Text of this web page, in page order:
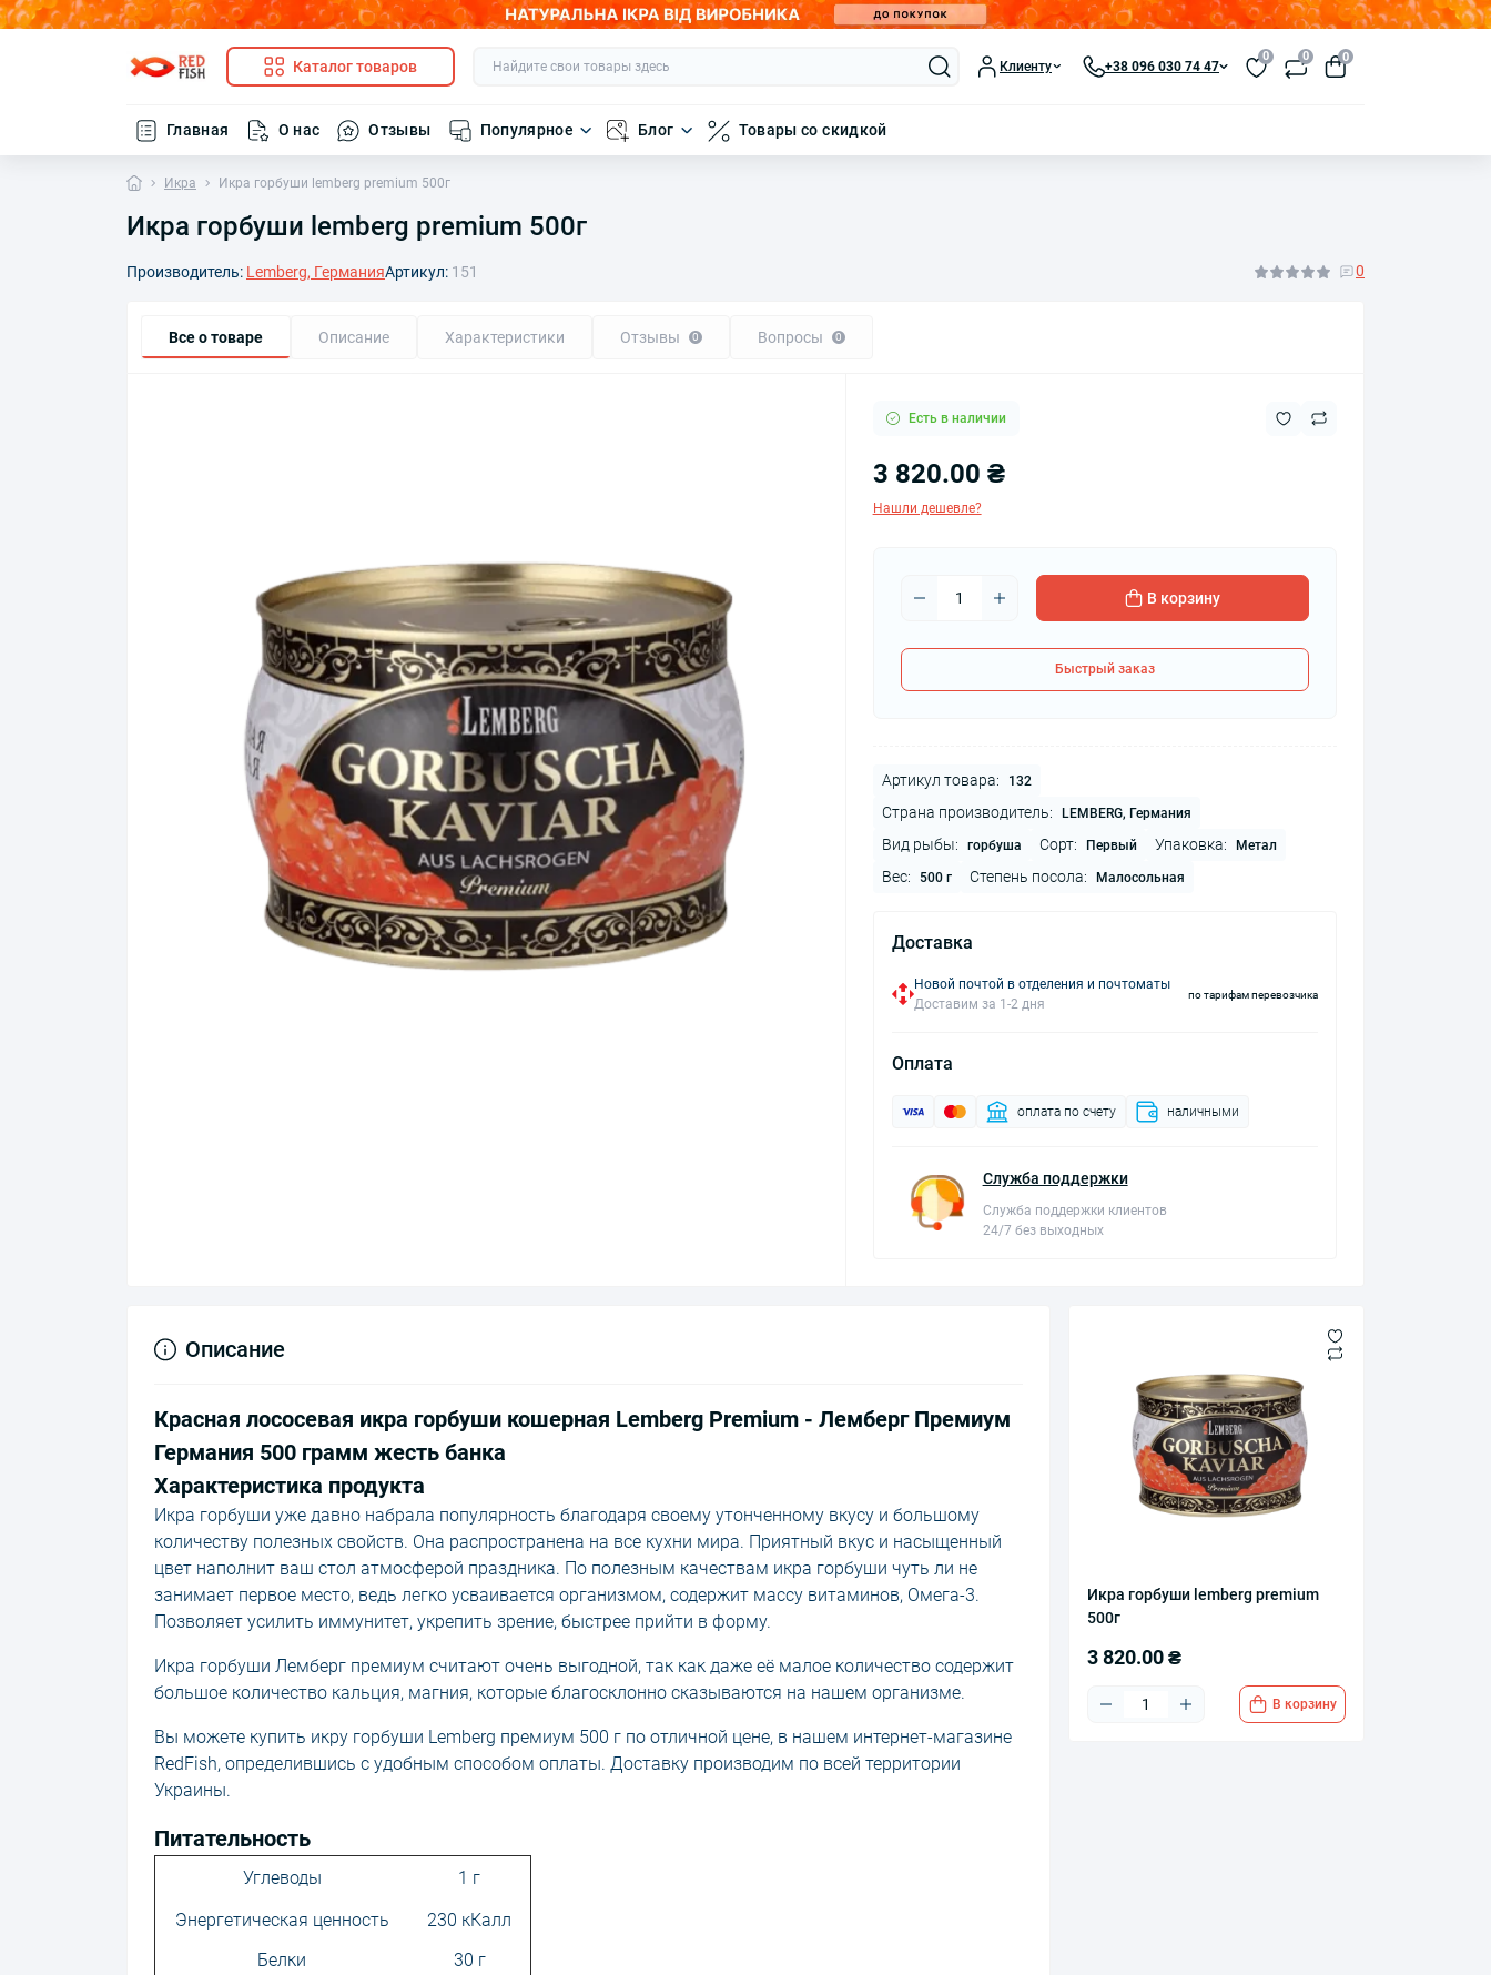
Каталог товаров Клиенту +38 096 030 74 47
0 0 0
Главная О нас Отзывы Популярное Блог Товары со скидкой
Икра Икра горбуши lemberg premium 500г
Икра горбуши lemberg premium 500г
Производитель: Lemberg, ГерманияАртикул: 151 0
Все о товаре Описание Характеристики Отзывы 0 Вопросы 0
Есть в наличии
3 820.00 ₴
Нашли дешевле?
В корзину
Быстрый заказ
Артикул товара: 132
Страна производитель: LEMBERG, Германия
Вид рыбы: горбуша Сорт: Первый Упаковка: Метал
Вес: 500 г Степень посола: Малосольная
Доставка
Новой почтой в отделения и почтоматы
Доставим за 1-2 дня
по тарифам перевозчика
Оплата
оплата по счету наличными
Служба поддержки
Служба поддержки клиентов
24/7 без выходных
Икра горбуши lemberg premium
500г
3 820.00 ₴
В корзину
Описание
Красная лососевая икра горбуши кошерная Lemberg Premium - Лемберг Премиум
Германия 500 грамм жесть банка
Характеристика продукта
Икра горбуши уже давно набрала популярность благодаря своему утонченному вкусу и большому
количеству полезных свойств. Она распространена на все кухни мира. Приятный вкус и насыщенный
цвет наполнит ваш стол атмосферой праздника. По полезным качествам икра горбуши чуть ли не
занимает первое место, ведь легко усваивается организмом, содержит массу витаминов, Омега-3.
Позволяет усилить иммунитет, укрепить зрение, быстрее прийти в форму.
Икра горбуши Лемберг премиум считают очень выгодной, так как даже её малое количество содержит
большое количество кальция, магния, которые благосклонно сказываются на нашем организме.
Вы можете купить икру горбуши Lemberg премиум 500 г по отличной цене, в нашем интернет-магазине
RedFish, определившись с удобным способом оплаты. Доставку производим по всей территории
Украины.
Питательность
Углеводы
1 г
Энергетическая ценность
230 кКалл
Белки
30 г